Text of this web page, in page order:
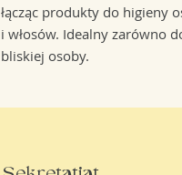
łącząc produkty do higieny
i włosów. Idealny zarówno
bliskiej osoby.